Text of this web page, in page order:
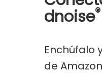
dnoise®
Enchúfalo
de